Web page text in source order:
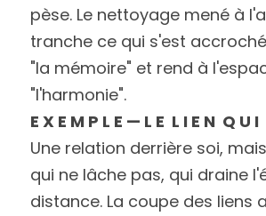
pèse. Le nettoyage mené à
tranche ce qui s'est
"la mémoire" et rend à
"l'harmonie".
E X E M P L E — L E  L I E N  Q U I
Une relation derrière soi,
qui ne lâche pas, qui draine
distance. La coupe des liens